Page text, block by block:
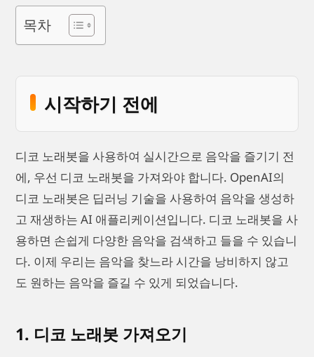
목차
시작하기 전에
디코 노래봇을 사용하여 실시간으로 음악을 즐기기 전
에, 우선 디코 노래봇을 가져와야 합니다. OpenAI의
디코 노래봇은 딥러닝 기술을 사용하여 음악을 생성하
고 재생하는 AI 애플리케이션입니다. 디코 노래봇을 사
용하면 손쉽게 다양한 음악을 검색하고 들을 수 있습니
다. 이제 우리는 음악을 찾느라 시간을 낭비하지 않고
도 원하는 음악을 즐길 수 있게 되었습니다.
1. 디코 노래봇 가져오기